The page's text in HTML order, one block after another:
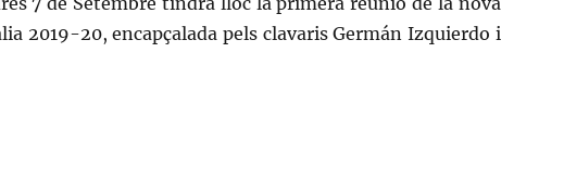
2019-20, encapçalada pels clavaris Germán Izquierdo i